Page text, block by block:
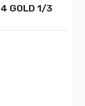
GOLD 1/3